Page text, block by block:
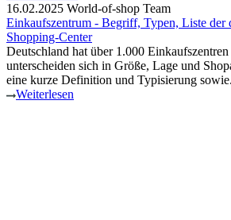
16.02.2025 World-of-shop Team
Einkaufszentrum - Begriff, Typen, Liste der
Shopping-Center
Deutschland hat über 1.000
unterscheiden sich in Größe, Lage und
eine kurze Definition und Typisierung
Weiterlesen